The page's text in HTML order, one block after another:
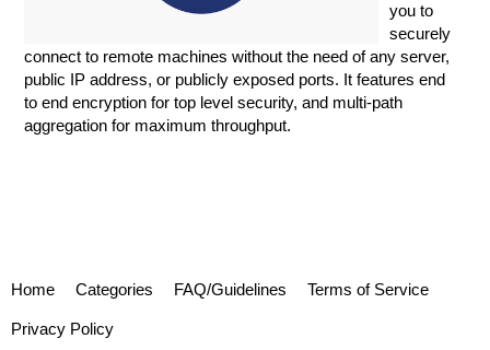
you to
securely
connect to remote machines without the need of any server,
public IP address, or publicly exposed ports. It features end
to end encryption for top level security, and multi-path
aggregation for maximum throughput.
Home Categories FAQ/Guidelines Terms of Service
Privacy Policy